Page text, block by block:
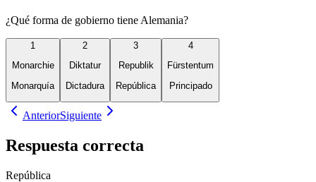
¿Qué forma de gobierno tiene Alemania?
1
Monarchie
Monarquía
2
Diktatur
Dictadura
3
Republik
República
4
Fürstentum
Principado
AnteriorSiguiente
Respuesta correcta
República